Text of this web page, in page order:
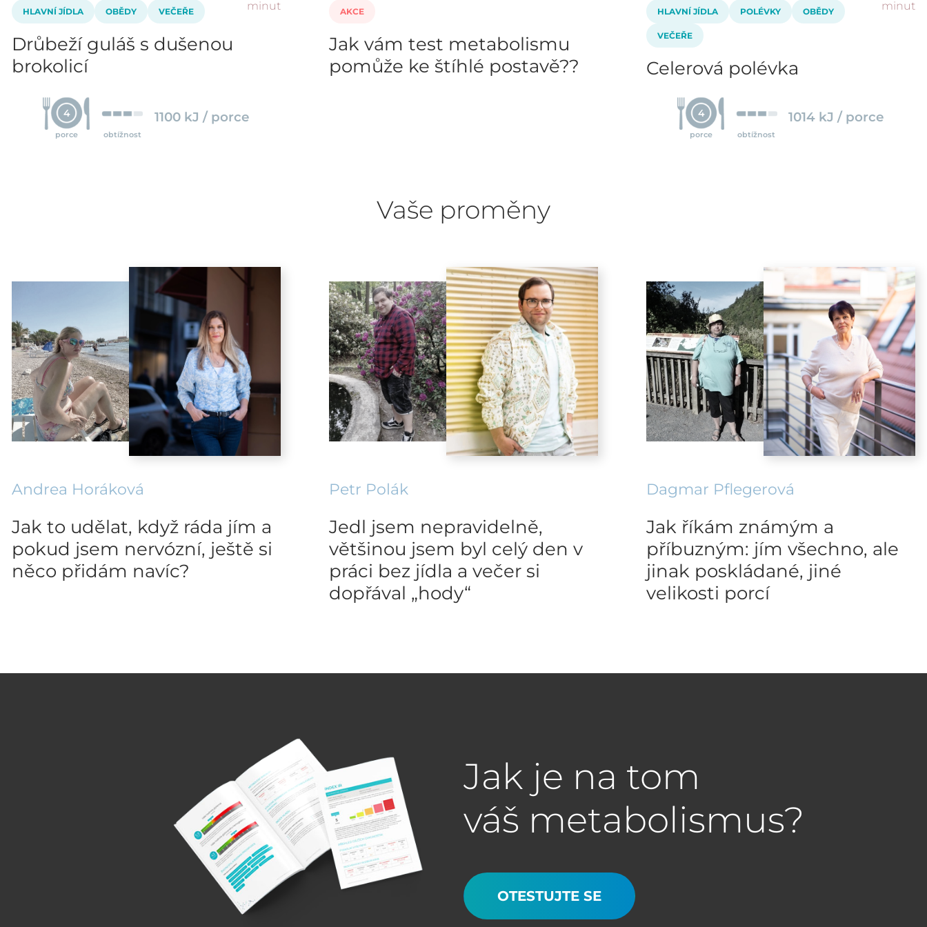
minut
HLAVNÍ JÍDLA OBĚDY VEČEŘE
Drůbeží guláš s dušenou
brokolicí
4
porce obtížnost
1100 kJ / porce
AKCE
Jak vám test metabolismu
pomůže ke štíhlé postavě??
minut
HLAVNÍ JÍDLA POLÉVKY OBĚDY
VEČEŘE
Celerová polévka
4
porce obtížnost
1014 kJ / porce
Vaše proměny
Andrea Horáková
Jak to udělat, když ráda jím a
pokud jsem nervózní, ještě si
něco přidám navíc?
Petr Polák
Jedl jsem nepravidelně,
většinou jsem byl celý den v
práci bez jídla a večer si
dopřával „hody“
Dagmar Pflegerová
Jak říkám známým a
příbuzným: jím všechno, ale
jinak poskládané, jiné
velikosti porcí
Jak je na tom
váš metabolismus?
OTESTUJTE SE